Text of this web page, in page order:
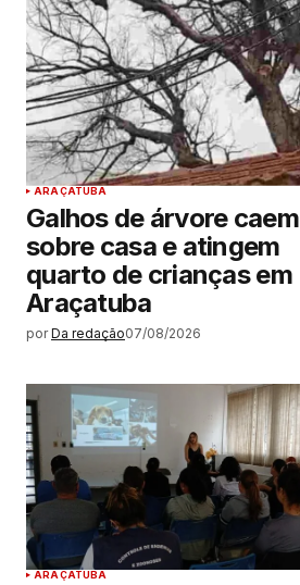
ARAÇATUBA
Galhos de árvore caem
sobre casa e atingem
quarto de crianças em
Araçatuba
por Da redação07/08/2026
ARAÇATUBA